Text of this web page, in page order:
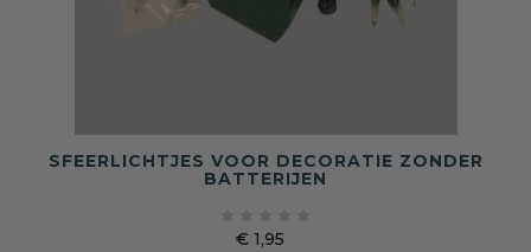
SFEERLICHTJES VOOR DECORATIE ZONDER
BATTERIJEN
€ 1,95